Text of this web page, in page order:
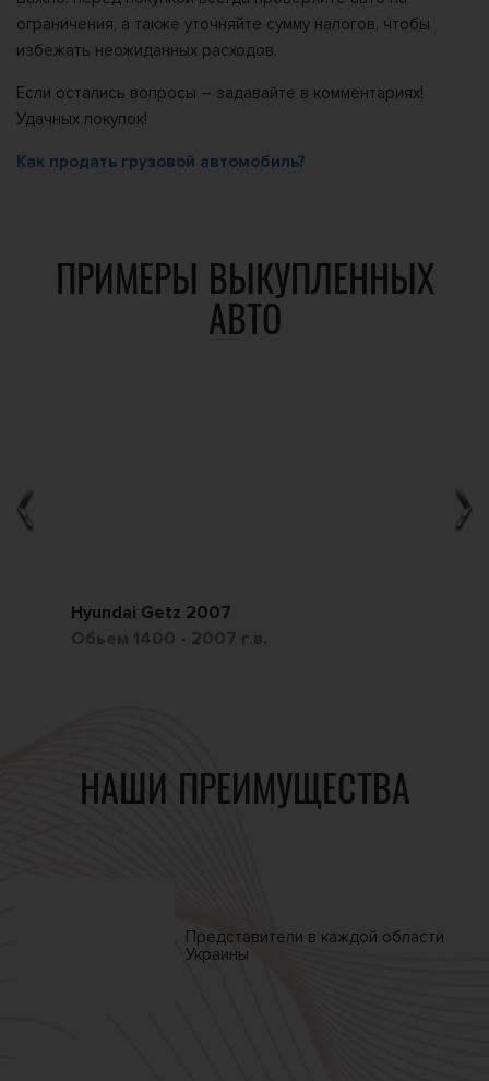
ограничения, а также уточняйте сумму налогов, чтобы
избежать неожиданных расходов.
Если остались вопросы – задавайте в комментариях!
Удачных покупок!
Как продать грузовой автомобиль?
ПРИМЕРЫ ВЫКУПЛЕННЫХ
АВТО
Hyundai Getz 2007
Обьем 1400 - 2007 г.в.
НАШИ ПРЕИМУЩЕСТВА
Представители в каждой области
Украины